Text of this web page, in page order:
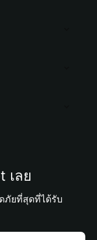
เลย
ภัยที่สุดที่ได้รับ